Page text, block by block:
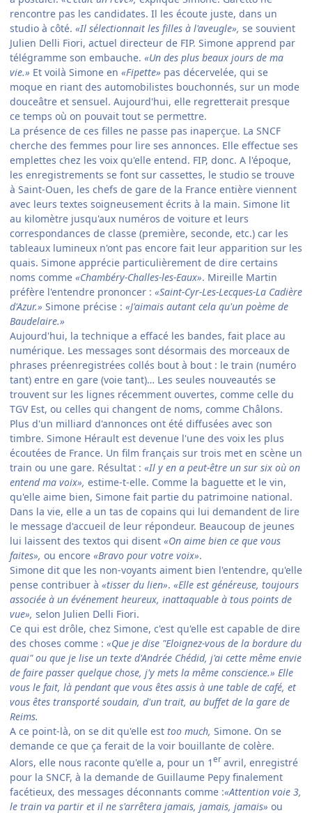
rencontre pas les candidates. Il les écoute juste, dans un
studio à côté. «Il sélectionnait les filles à l'aveugle», se souvient
Julien Delli Fiori, actuel directeur de FIP. Simone apprend par
télégramme son embauche. «Un des plus beaux jours de ma
vie.» Et voilà Simone en «Fipette» pas décervelée, qui se
moque en riant des automobilistes bouchonnés, sur un mode
douceâtre et sensuel. Aujourd'hui, elle regretterait presque
ce temps où on pouvait tout se permettre.
La présence de ces filles ne passe pas inaperçue. La SNCF
cherche des femmes pour lire ses annonces. Elle effectue ses
emplettes chez les voix qu'elle entend. FIP, donc. A l'époque,
les enregistrements se font sur cassettes, le studio se trouve
à Saint-Ouen, les chefs de gare de la France entière viennent
avec leurs textes soigneusement écrits à la main. Simone lit
au kilomètre jusqu'aux numéros de voiture et leurs
correspondances de classe (première, seconde, etc.) car les
tableaux lumineux n'ont pas encore fait leur apparition sur les
quais. Simone apprécie particulièrement de dire certains
noms comme «Chambéry-Challes-les-Eaux». Mireille Martin
préfère l'entendre prononcer : «Saint-Cyr-Les-Lecques-La Cadière
d'Azur.» Simone précise : «J'aimais autant cela qu'un poème de
Baudelaire.»
Aujourd'hui, la technique a effacé les bandes, fait place au
numérique. Les messages sont désormais des morceaux de
phrases préenregistrées collés bout à bout : le train (numéro
tant) entre en gare (voie tant)… Les seules nouveautés se
trouvent sur les lignes récemment ouvertes, comme celle du
TGV Est, ou celles qui changent de noms, comme Châlons.
Plus d'un milliard d'annonces ont été diffusées avec son
timbre. Simone Hérault est devenue l'une des voix les plus
écoutées de France. Un film français sur trois met en scène un
train ou une gare. Résultat : «Il y en a peut-être un sur six où on
entend ma voix», estime-t-elle. Comme la baguette et le vin,
qu'elle aime bien, Simone fait partie du patrimoine national.
Dans la vie, elle a un tas de copains qui lui demandent de lire
le message d'accueil de leur répondeur. Beaucoup de jeunes
lui laissent des textos qui disent «On aime bien ce que vous
faites», ou encore «Bravo pour votre voix».
Simone dit que les non-voyants aiment bien l'entendre, qu'elle
pense contribuer à «tisser du lien». «Elle est généreuse, toujours
associée à un événement heureux, inattaquable à tous points de
vue», selon Julien Delli Fiori.
Ce qui est drôle, chez Simone, c'est qu'elle est capable de dire
des choses comme : «Que je dise "Eloignez-vous de la bordure du
quai" ou que je lise un texte d'Andrée Chédid, j'ai cette même envie
de faire passer quelque chose, j'y mets la même conscience.» Elle
vous le fait, là pendant que vous êtes assis à une table de café, et
vous êtes transporté soudain, d'un trait, au buffet de la gare de
Reims.
A ce point-là, on se dit qu'elle est too much, Simone. On se
demande ce que ça ferait de la voir bouillante de colère.
Alors, elle nous raconte qu'elle a, pour un 1 er avril, enregistré
pour la SNCF, à la demande de Guillaume Pepy finalement
facétieux, des messages déconnants comme :«Attention voie 3,
le train va partir et il ne s'arrêtera jamais, jamais, jamais» ou